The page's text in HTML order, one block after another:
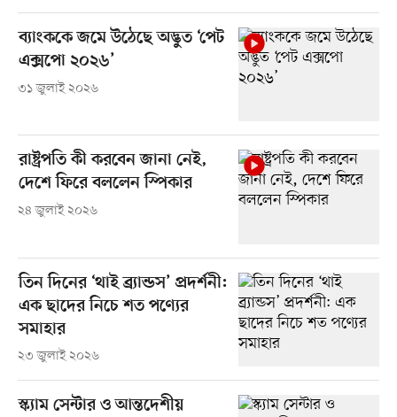
ব্যাংককে জমে উঠেছে অদ্ভুত ‘পেট
এক্সপো ২০২৬’
৩১ জুলাই ২০২৬
রাষ্ট্রপতি কী করবেন জানা নেই,
দেশে ফিরে বললেন স্পিকার
২৪ জুলাই ২০২৬
তিন দিনের ‘থাই ব্র্যান্ডস’ প্রদর্শনী:
এক ছাদের নিচে শত পণ্যের
সমাহার
২৩ জুলাই ২০২৬
স্ক্যাম সেন্টার ও আন্তদেশীয়